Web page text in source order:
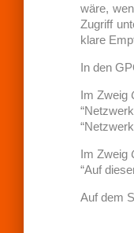
wäre,
Zugriff
klare
In den
Im Zweig
Im Zweig
“Auf
Auf dem